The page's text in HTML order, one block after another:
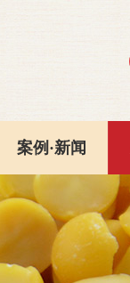
案例·新闻